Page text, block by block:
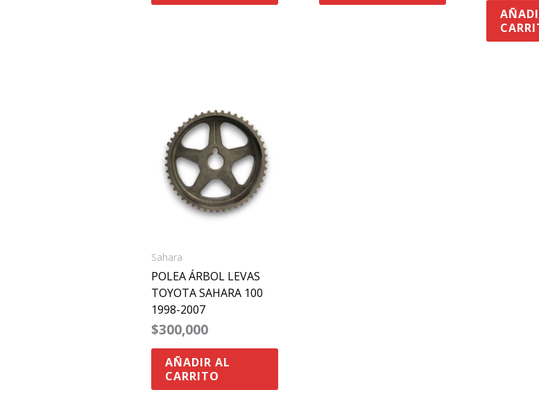
Sahara
POLEA ÁRBOL LEVAS
TOYOTA SAHARA 100
1998-2007
$300,000
AÑADIR AL
CARRITO